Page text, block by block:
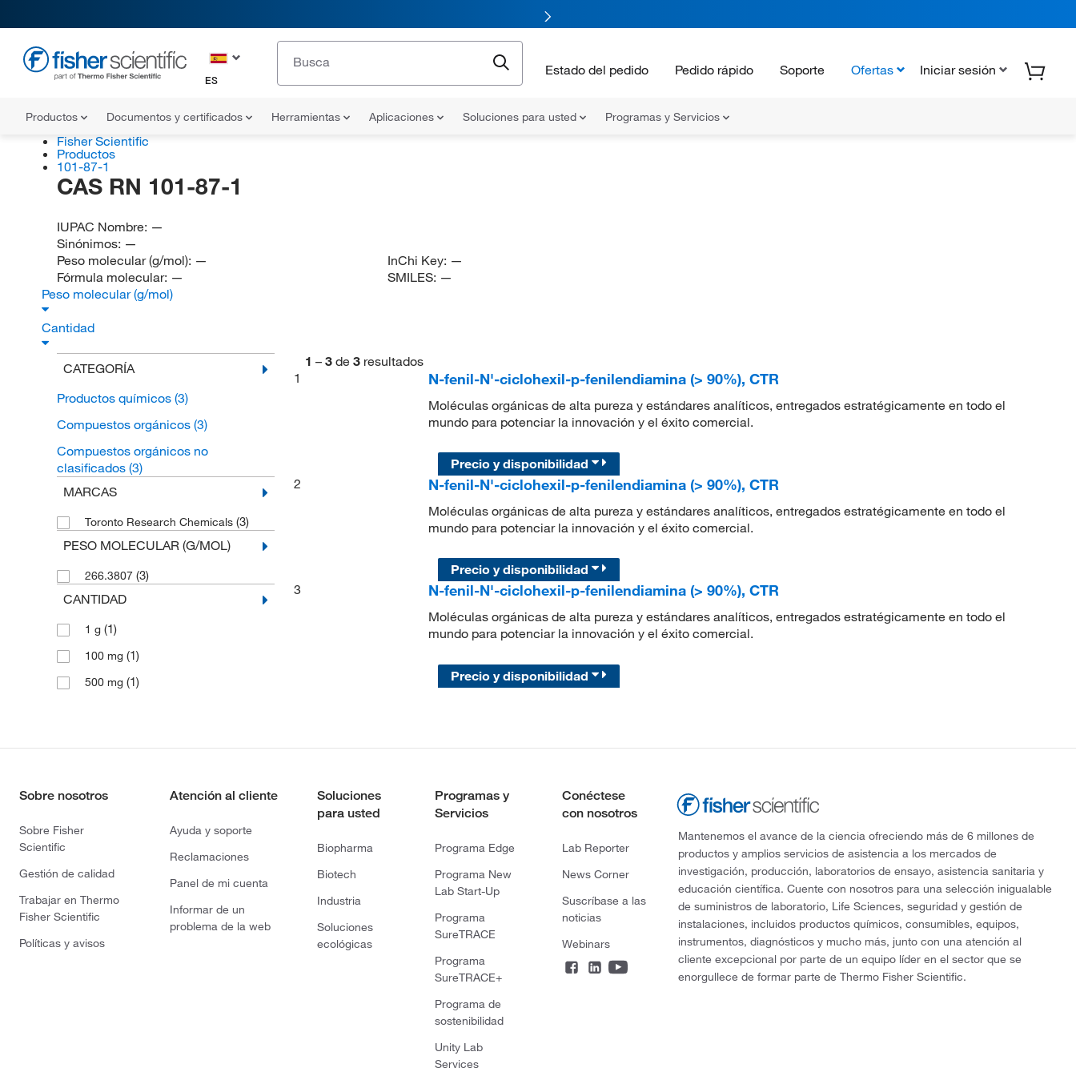
ES
Estado del pedido Pedido rápido Soporte Ofertas Iniciar sesión
Productos Documentos y certificados Herramientas Aplicaciones Soluciones para usted Programas y Servicios
Fisher Scientific
Productos
101-87-1
CAS RN 101-87-1
IUPAC Nombre: —
Sinónimos: —
Peso molecular (g/mol): —
Fórmula molecular: —
InChi Key: —
SMILES: —
Peso molecular (g/mol)
Cantidad
CATEGORÍA
Productos químicos (3)
Compuestos orgánicos (3)
Compuestos orgánicos no
clasificados (3)
MARCAS
Toronto Research Chemicals (3)
PESO MOLECULAR (G/MOL)
266.3807 (3)
CANTIDAD
1 g (1)
100 mg (1)
500 mg (1)
1 – 3 de 3 resultados
1
N-fenil-N'-ciclohexil-p-fenilendiamina (> 90%), CTR
Moléculas orgánicas de alta pureza y estándares analíticos, entregados estratégicamente en todo el
mundo para potenciar la innovación y el éxito comercial.
Precio y disponibilidad
2
N-fenil-N'-ciclohexil-p-fenilendiamina (> 90%), CTR
Moléculas orgánicas de alta pureza y estándares analíticos, entregados estratégicamente en todo el
mundo para potenciar la innovación y el éxito comercial.
Precio y disponibilidad
3
N-fenil-N'-ciclohexil-p-fenilendiamina (> 90%), CTR
Moléculas orgánicas de alta pureza y estándares analíticos, entregados estratégicamente en todo el
mundo para potenciar la innovación y el éxito comercial.
Precio y disponibilidad
Sobre nosotros
Sobre Fisher
Scientific
Gestión de calidad
Trabajar en Thermo
Fisher Scientific
Políticas y avisos
Atención al cliente
Ayuda y soporte
Reclamaciones
Panel de mi cuenta
Informar de un
problema de la web
Soluciones
para usted
Biopharma
Biotech
Industria
Soluciones
ecológicas
Programas y
Servicios
Programa Edge
Programa New
Lab Start-Up
Programa
SureTRACE
Programa
SureTRACE+
Programa de
sostenibilidad
Unity Lab
Services
Conéctese
con nosotros
Lab Reporter
News Corner
Suscríbase a las
noticias
Webinars
Mantenemos el avance de la ciencia ofreciendo más de 6 millones de
productos y amplios servicios de asistencia a los mercados de
investigación, producción, laboratorios de ensayo, asistencia sanitaria y
educación científica. Cuente con nosotros para una selección inigualable
de suministros de laboratorio, Life Sciences, seguridad y gestión de
instalaciones, incluidos productos químicos, consumibles, equipos,
instrumentos, diagnósticos y mucho más, junto con una atención al
cliente excepcional por parte de un equipo líder en el sector que se
enorgullece de formar parte de Thermo Fisher Scientific.